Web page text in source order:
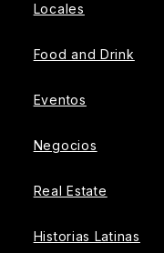
Locales
Food and Drink
Eventos
Negocios
Real Estate
Historias Latinas